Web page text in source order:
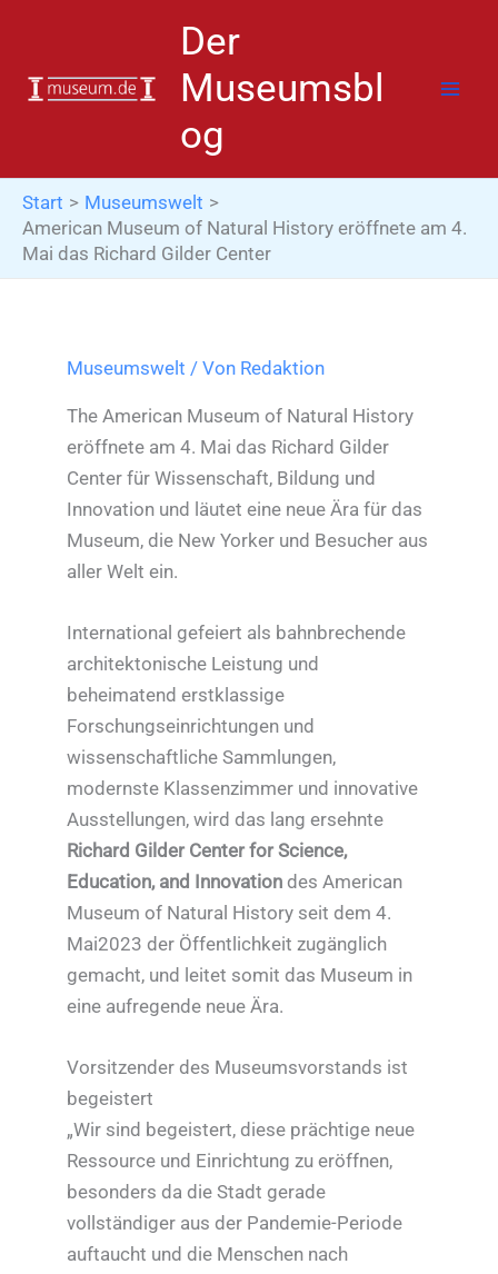
springen
Der
Museumsbl
og
Start
Museumswelt
American Museum of Natural History eröffnete am 4.
Mai das Richard Gilder Center
Museumswelt / Von Redaktion
The American Museum of Natural History
eröffnete am 4. Mai das Richard Gilder
Center für Wissenschaft, Bildung und
Innovation und läutet eine neue Ära für das
Museum, die New Yorker und Besucher aus
aller Welt ein.
International gefeiert als bahnbrechende
architektonische Leistung und
beheimatend erstklassige
Forschungseinrichtungen und
wissenschaftliche Sammlungen,
modernste Klassenzimmer und innovative
Ausstellungen, wird das lang ersehnte
Richard Gilder Center for Science,
Education, and Innovation des American
Museum of Natural History seit dem 4.
Mai2023 der Öffentlichkeit zugänglich
gemacht, und leitet somit das Museum in
eine aufregende neue Ära.
Vorsitzender des Museumsvorstands ist
begeistert
„Wir sind begeistert, diese prächtige neue
Ressource und Einrichtung zu eröffnen,
besonders da die Stadt gerade
vollständiger aus der Pandemie-Periode
auftaucht und die Menschen nach